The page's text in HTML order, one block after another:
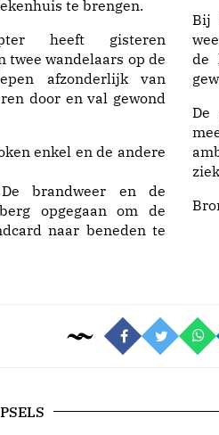
te brengen.
heeft gisteren
twee wandelaars op de
afzonderlijk van
door en val gewond
enkel en de andere
brandweer en de
opgegaan om de
naar beneden te
Bij
de
De